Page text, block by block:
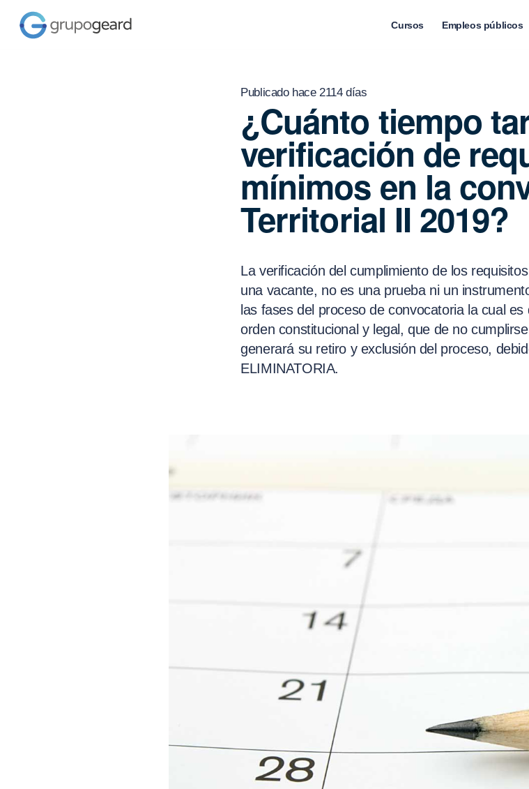
Cursos Empleos públicos
Publicado hace 2114 días
¿Cuánto tiempo
verificación de
mínimos en la
Territorial II 2019?
La verificación del cumplimiento de los
una vacante, no es una prueba ni un
las fases del proceso de convocatoria la cual
orden constitucional y legal, que de no
generará su retiro y exclusión del proceso,
ELIMINATORIA.